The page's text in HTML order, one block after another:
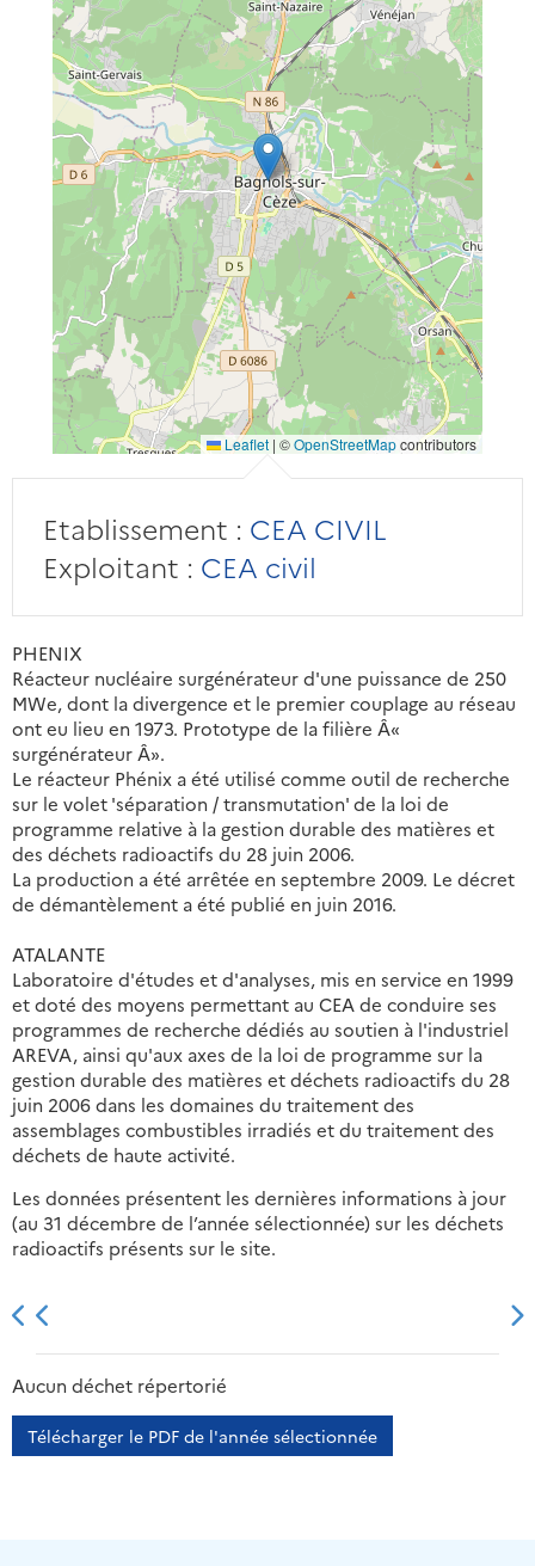
Leaflet | ©OpenStreetMapcontributors
Etablissement : CEA CIVIL
Exploitant : CEA civil
PHENIX
Réacteur nucléaire surgénérateur d'une puissance de 250
MWe, dont la divergence et le premier couplage au réseau
ont eu lieu en 1973. Prototype de la filière Â«
surgénérateur Â».
Le réacteur Phénix a été utilisé comme outil de recherche
sur le volet 'séparation / transmutation' de la loi de
programme relative à la gestion durable des matières et
des déchets radioactifs du 28 juin 2006.
La production a été arrêtée en septembre 2009. Le décret
de démantèlement a été publié en juin 2016.
ATALANTE
Laboratoire d'études et d'analyses, mis en service en 1999
et doté des moyens permettant au CEA de conduire ses
programmes de recherche dédiés au soutien à l'industriel
AREVA, ainsi qu'aux axes de la loi de programme sur la
gestion durable des matières et déchets radioactifs du 28
juin 2006 dans les domaines du traitement des
assemblages combustibles irradiés et du traitement des
déchets de haute activité.
Les données présentent les dernières informations à jour
(au 31 décembre de l’année sélectionnée) sur les déchets
radioactifs présents sur le site.
2013 2014
Aucun déchet répertorié
Télécharger le PDF de l'année sélectionnée